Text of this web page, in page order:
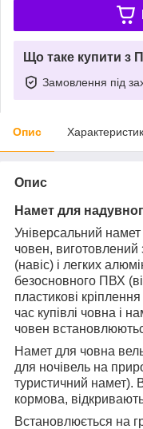
Що таке купити з
Замовлення під
Опис
Опис
Намет для
Універсальний
човен, виготовлений
(навіс) і легких
безосновного ПВХ
пластикові
час купівлі човна і
човен
Намет для човна
для ночівель на
туристичний намет).
кормова,
Встановлюється на